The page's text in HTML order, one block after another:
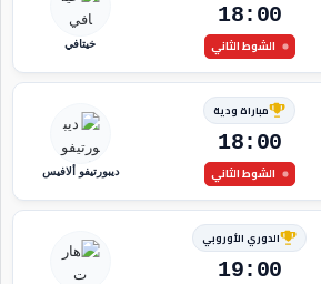
18:00
الشوط الثاني خيتافي
مباراة ودية
18:00
الشوط الثاني ديبورتيفو ألافيس
الدوري الأوروبي
19:00